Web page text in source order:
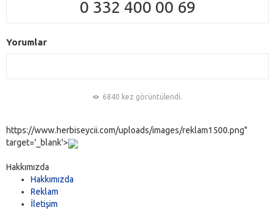
0 332 400 00 69
Yorumlar
6840 kez görüntülendi.
https://www.herbiseycii.com/uploads/images/reklam1500.png"
target='_blank'>
Hakkımızda
Hakkımızda
Reklam
İletişim